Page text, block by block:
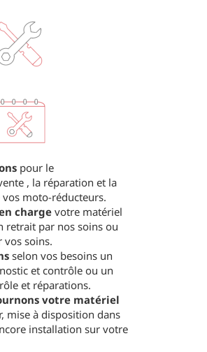
pour le
, la réparation et la
moto-réducteurs.
charge votre matériel
retrait par nos soins ou
vos soins.
selon vos besoins un
et contrôle ou un
et réparations.
votre matériel
mise à disposition dans
installation sur votre